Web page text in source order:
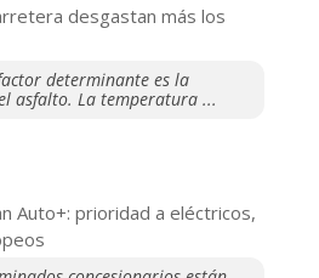
desgastan más los
determinante es la
asfalto. La temperatura ...
Auto+: prioridad a eléctricos,